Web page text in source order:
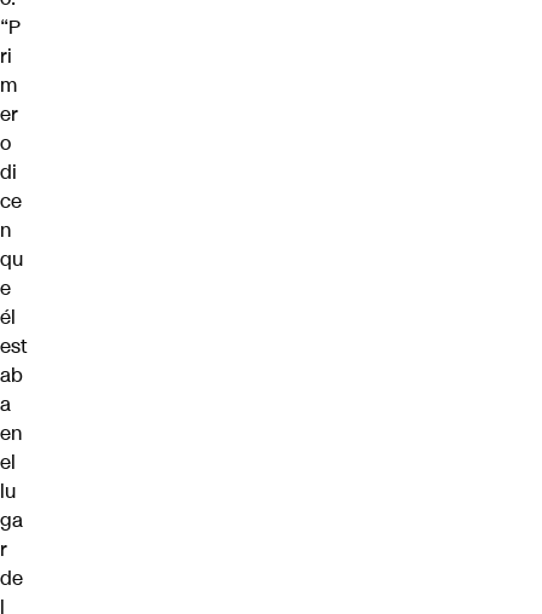
“P
ri
m
er
o
di
ce
n
qu
e
él
est
ab
a
en
el
lu
ga
r
de
l